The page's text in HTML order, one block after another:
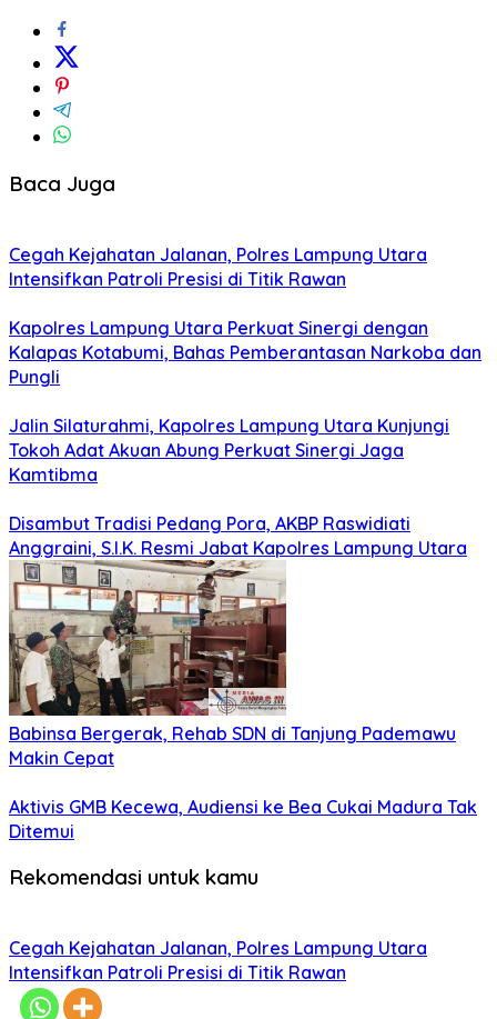
Baca Juga
Cegah Kejahatan Jalanan, Polres Lampung Utara
Intensifkan Patroli Presisi di Titik Rawan
Kapolres Lampung Utara Perkuat Sinergi dengan
Kalapas Kotabumi, Bahas Pemberantasan Narkoba dan
Pungli
Jalin Silaturahmi, Kapolres Lampung Utara Kunjungi
Tokoh Adat Akuan Abung Perkuat Sinergi Jaga
Kamtibma
Disambut Tradisi Pedang Pora, AKBP Raswidiati
Anggraini, S.I.K. Resmi Jabat Kapolres Lampung Utara
Babinsa Bergerak, Rehab SDN di Tanjung Pademawu
Makin Cepat
Aktivis GMB Kecewa, Audiensi ke Bea Cukai Madura Tak
Ditemui
Rekomendasi untuk kamu
Cegah Kejahatan Jalanan, Polres Lampung Utara
Intensifkan Patroli Presisi di Titik Rawan